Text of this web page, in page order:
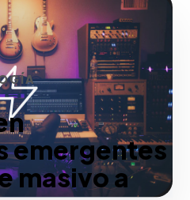
emergentes
masivo a